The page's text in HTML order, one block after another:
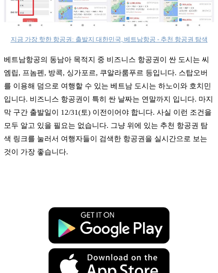
지금 가장 핫한 항공권: 출발지 대한민국, 베트남항공 - 추천 항공권 탐색
베트남항공의 동남아 목적지 중 비즈니스 항공권이 싼 도시는 씨
엠립, 프놈펜, 방콕, 싱가포르, 쿠알라룸푸르 등입니다. 스탑오버
를 이용해 덤으로 여행할 수 있는 베트남 도시는 하노이와 호치민
입니다. 비즈니스 항공권이 특히 싼 날짜는 연말까지 입니다. 마지
막 구간 출발일이 12/31(토) 이전이어야 합니다. 사실 이런 조건을
모두 알고 있을 필요는 없습니다. 그냥 위에 있는 추천 항공권 탐
색 링크를 눌러서 여행자들이 검색한 항공권을 실시간으로 보는
것이 가장 좋습니다.